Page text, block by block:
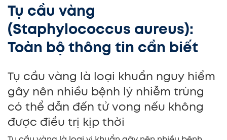
Tụ cầu vàng
(Staphylococcus aureus):
Toàn bộ thông tin cần biết
Tụ cầu vàng là loại khuẩn nguy hiểm
gây nên nhiều bệnh lý nhiễm trùng
có thể dẫn đến tử vong nếu không
được điều trị kịp thời